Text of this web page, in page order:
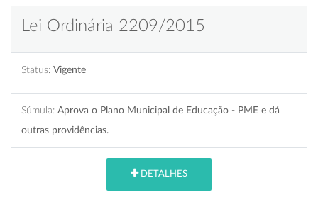
Lei Ordinária 2209/2015
Status: Vigente
Súmula: Aprova o Plano Municipal de Educação - PME e dá
outras providências.
DETALHES